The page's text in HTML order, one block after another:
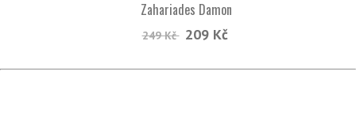
Zahariades Damon
249 Kč 209 Kč